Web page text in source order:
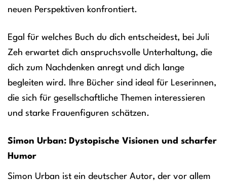
neuen Perspektiven konfrontiert.
Egal für welches Buch du dich entscheidest, bei Juli
Zeh erwartet dich anspruchsvolle Unterhaltung, die
dich zum Nachdenken anregt und dich lange
begleiten wird. Ihre Bücher sind ideal für Leserinnen,
die sich für gesellschaftliche Themen interessieren
und starke Frauenfiguren schätzen.
Simon Urban: Dystopische Visionen und scharfer
Humor
Simon Urban ist ein deutscher Autor, der vor allem